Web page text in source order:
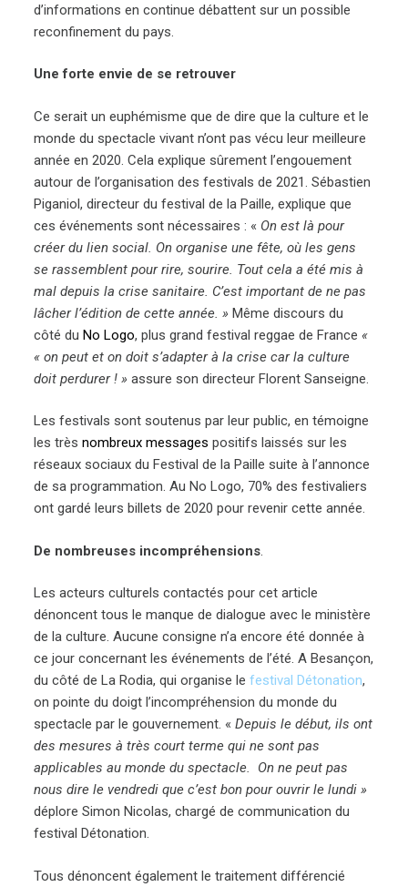
d’informations en continue débattent sur un possible
reconfinement du pays.
Une forte envie de se retrouver
Ce serait un euphémisme que de dire que la culture et le
monde du spectacle vivant n’ont pas vécu leur meilleure
année en 2020. Cela explique sûrement l’engouement
autour de l’organisation des festivals de 2021. Sébastien
Piganiol, directeur du festival de la Paille, explique que
ces événements sont nécessaires : « On est là pour
créer du lien social. On organise une fête, où les gens
se rassemblent pour rire, sourire. Tout cela a été mis à
mal depuis la crise sanitaire. C’est important de ne pas
lâcher l’édition de cette année. »Même discours du
côté du No Logo, plus grand festival reggae de France «
« on peut et on doit s’adapter à la crise car la culture
doit perdurer ! »assure son directeur Florent Sanseigne.
Les festivals sont soutenus par leur public, en témoigne
les trèsnombreux messages positifs laissés sur les
réseaux sociaux du Festival de la Paille suite à l’annonce
de sa programmation. Au No Logo, 70% des festivaliers
ont gardé leurs billets de 2020 pour revenir cette année.
De nombreuses incompréhensions.
Les acteurs culturels contactés pour cet article
dénoncent tous le manque de dialogue avec le ministère
de la culture. Aucune consigne n’a encore été donnée à
ce jour concernant les événements de l’été. A Besançon,
du côté de La Rodia, qui organise lefestival Détonation,
on pointe du doigt l’incompréhension du monde du
spectacle par le gouvernement. « Depuis le début, ils ont
des mesures à très court terme qui ne sont pas
applicables au monde du spectacle. On ne peut pas
nous dire le vendredi que c’est bon pour ouvrir le lundi »
déplore Simon Nicolas, chargé de communication du
festival Détonation.
Tous dénoncent également le traitement différencié